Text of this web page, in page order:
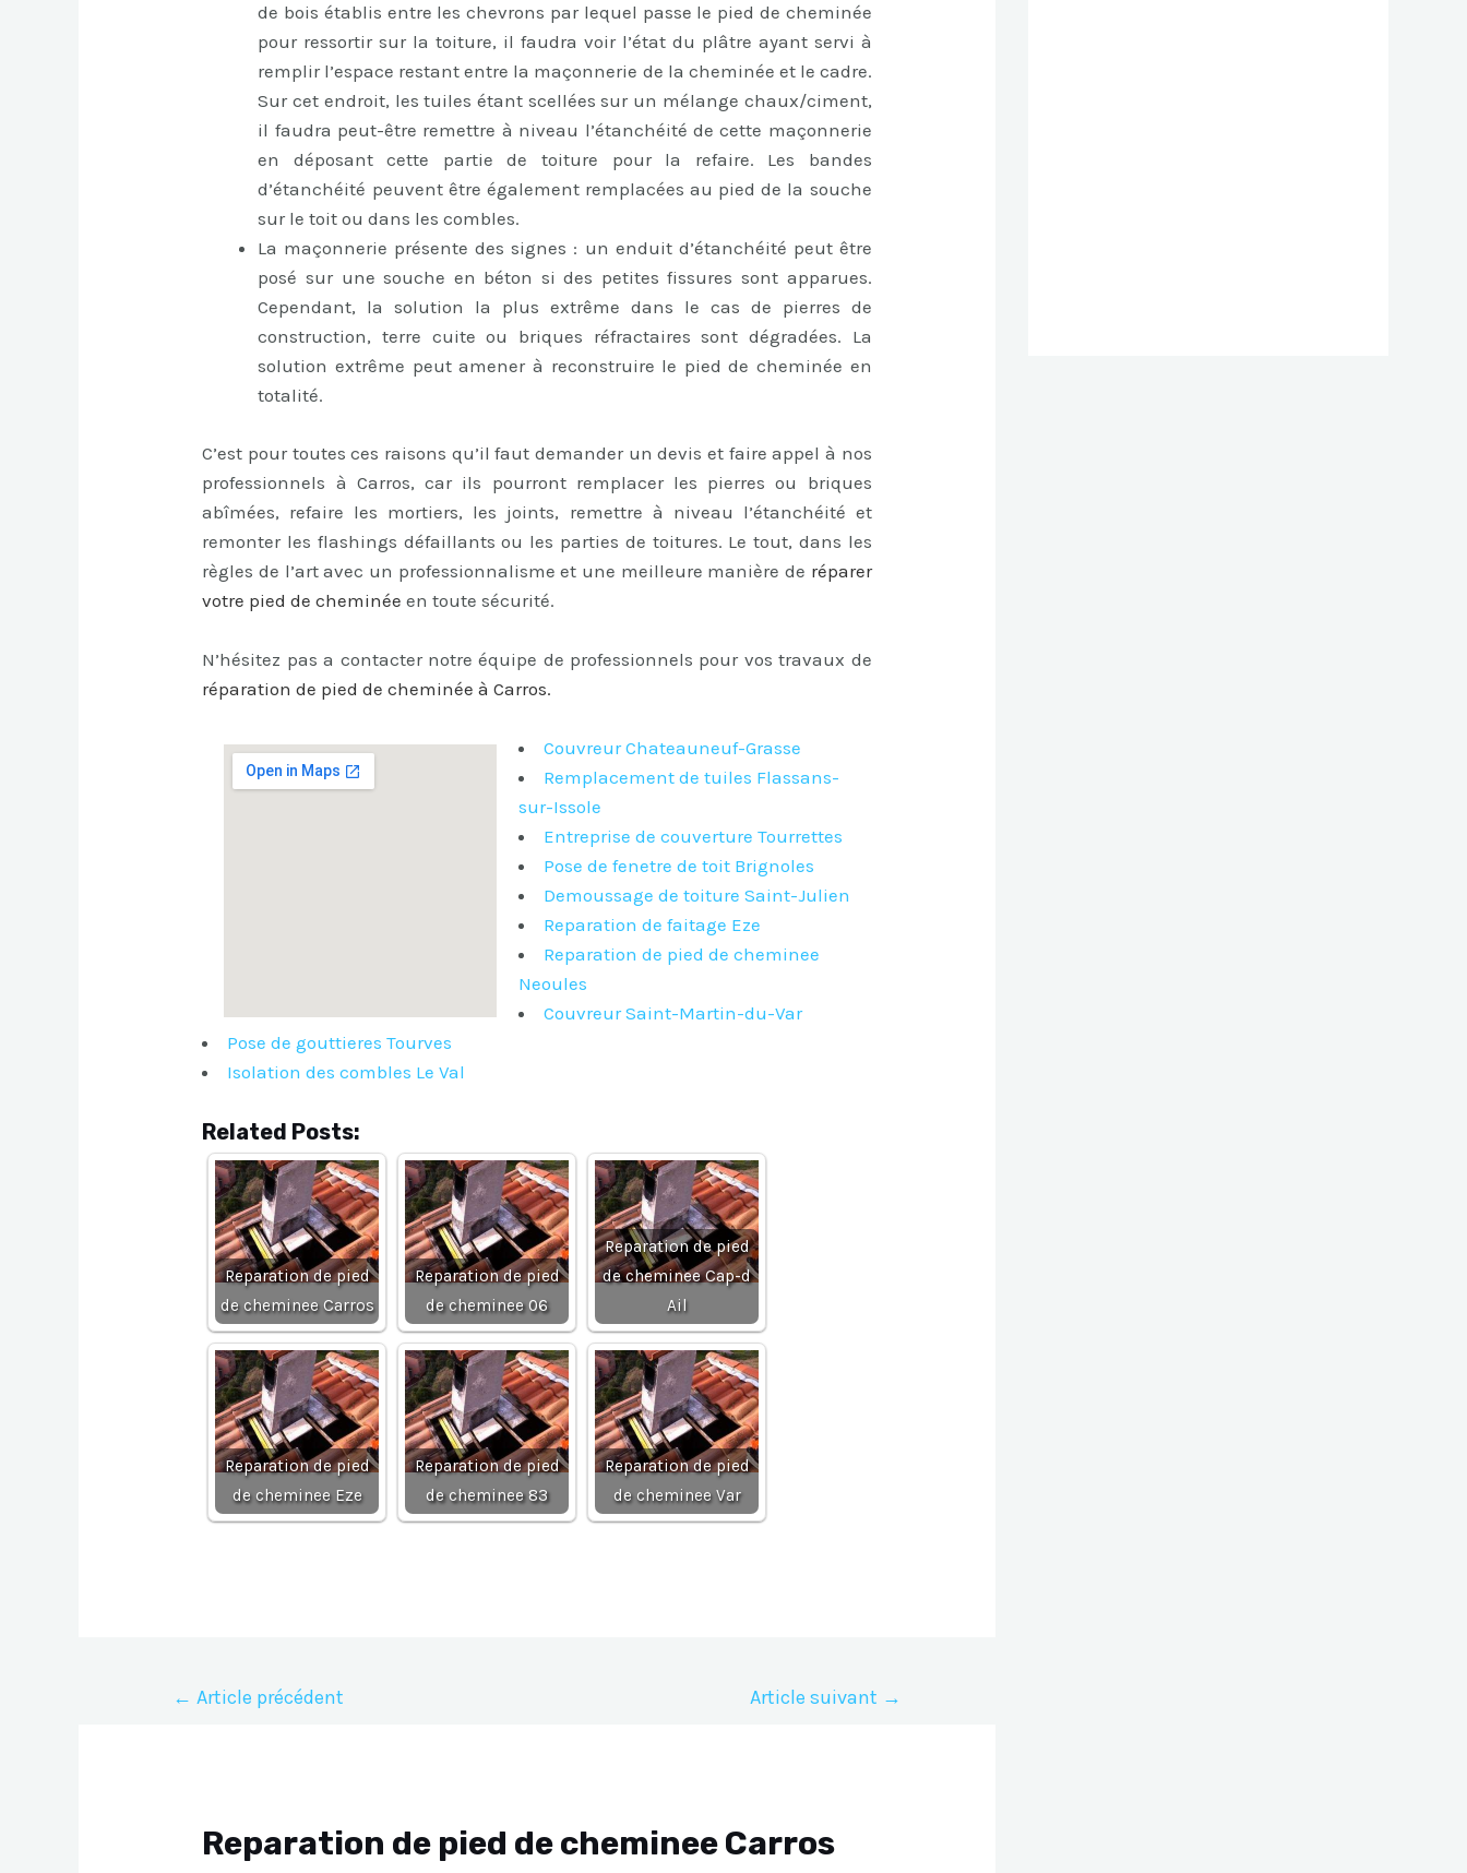
de bois établis entre les chevrons par lequel passe le pied de cheminée
pour ressortir sur la toiture, il faudra voir l’état du plâtre ayant servi à
remplir l’espace restant entre la maçonnerie de la cheminée et le cadre.
Sur cet endroit, les tuiles étant scellées sur un mélange chaux/ciment,
il faudra peut-être remettre à niveau l’étanchéité de cette maçonnerie
en déposant cette partie de toiture pour la refaire. Les bandes
d’étanchéité peuvent être également remplacées au pied de la souche
sur le toit ou dans les combles.
La maçonnerie présente des signes : un enduit d’étanchéité peut être
posé sur une souche en béton si des petites fissures sont apparues.
Cependant, la solution la plus extrême dans le cas de pierres de
construction, terre cuite ou briques réfractaires sont dégradées. La
solution extrême peut amener à reconstruire le pied de cheminée en
totalité.
C’est pour toutes ces raisons qu’il faut demander un devis et faire appel à nos
professionnels à Carros, car ils pourront remplacer les pierres ou briques
abîmées, refaire les mortiers, les joints, remettre à niveau l’étanchéité et
remonter les flashings défaillants ou les parties de toitures. Le tout, dans les
règles de l’art avec un professionnalisme et une meilleure manière de réparer
votre pied de cheminée en toute sécurité.
N’hésitez pas a contacter notre équipe de professionnels pour vos travaux de
réparation de pied de cheminée à Carros.
Couvreur Chateauneuf-Grasse
Remplacement de tuiles Flassans-
sur-Issole
Entreprise de couverture Tourrettes
Pose de fenetre de toit Brignoles
Demoussage de toiture Saint-Julien
Reparation de faitage Eze
Reparation de pied de cheminee
Neoules
Couvreur Saint-Martin-du-Var
Pose de gouttieres Tourves
Isolation des combles Le Val
Related Posts:
Reparation de pied
de cheminee Carros
Reparation de pied
de cheminee 06
Reparation de pied
de cheminee Cap-d
Ail
Reparation de pied
de cheminee Eze
Reparation de pied
de cheminee 83
Reparation de pied
de cheminee Var
Navigation
← Article précédent Article suivant →
Reparation de pied de cheminee Carros